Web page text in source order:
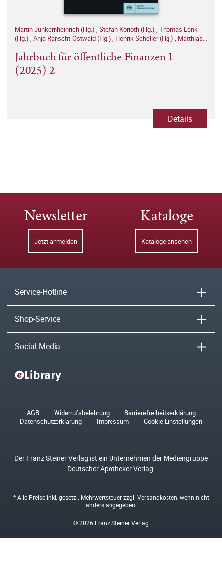
Martin Junkernheinrich (Hg.) , Stefan Korioth (Hg.) , Thomas Lenk
(Hg.) , Anja Ranscht-Ostwald (Hg.) , Henrik Scheller (Hg.) , Matthias
Jahrbuch für öffentliche Finanzen 1
(2025) 2
Details
Newsletter
Jetzt anmelden
Kataloge
Kataloge ansehen
Service-Hotline
Shop-Service
Social Media
AGB Widerrufsbelehrung
Barrierefreiheitserklärung
Datenschutzerklärung
Impressum Cookie Einstellungen
Der Franz Steiner Verlag ist ein Unternehmen der Mediengruppe
Deutscher Apotheker Verlag.
* Alle Preise inkl. gesetzl. Mehrwertsteuer zzgl. Versandkosten , wenn nicht
anders angegeben.
© 2026 Franz Steiner Verlag